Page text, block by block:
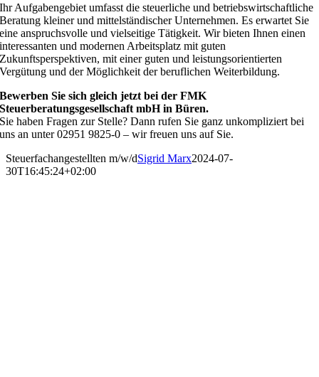
Ihr Aufgabengebiet umfasst die steuerliche und betriebswirtschaftliche
Beratung kleiner und mittelständischer Unternehmen. Es erwartet Sie
eine anspruchsvolle und vielseitige Tätigkeit. Wir bieten Ihnen einen
interessanten und modernen Arbeitsplatz mit guten
Zukunftsperspektiven, mit einer guten und leistungsorientierten
Vergütung und der Möglichkeit der beruflichen Weiterbildung.
Bewerben Sie sich gleich jetzt bei der FMK
Steuerberatungsgesellschaft mbH in Büren.
Sie haben Fragen zur Stelle? Dann rufen Sie ganz unkompliziert bei
uns an unter 02951 9825-0 – wir freuen uns auf Sie.
Steuerfachangestellten m/w/dSigrid Marx2024-07-
30T16:45:24+02:00